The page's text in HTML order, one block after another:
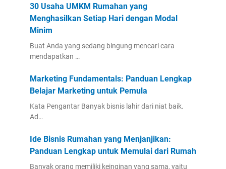
30 Usaha UMKM Rumahan yang
Menghasilkan Setiap Hari dengan Modal
Minim
Buat Anda yang sedang bingung mencari cara
mendapatkan …
Marketing Fundamentals: Panduan Lengkap
Belajar Marketing untuk Pemula
Kata Pengantar Banyak bisnis lahir dari niat baik.
Ad…
Ide Bisnis Rumahan yang Menjanjikan:
Panduan Lengkap untuk Memulai dari Rumah
Banyak orang memiliki keinginan yang sama, yaitu